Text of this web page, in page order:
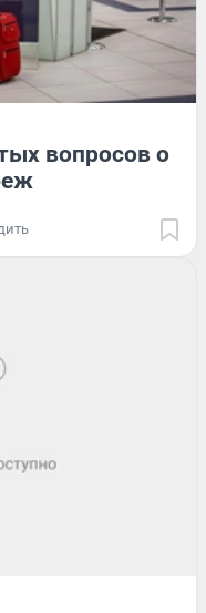
вопросов о